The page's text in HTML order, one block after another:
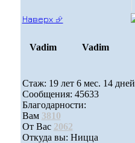
Наверх ⮵
Vadim Vadim
Стаж: 19 лет 6 мес. 14 дней
Сообщения: 45633
Благодарности:
Вам 3810
От Вас 2062
Откуда вы: Ницца